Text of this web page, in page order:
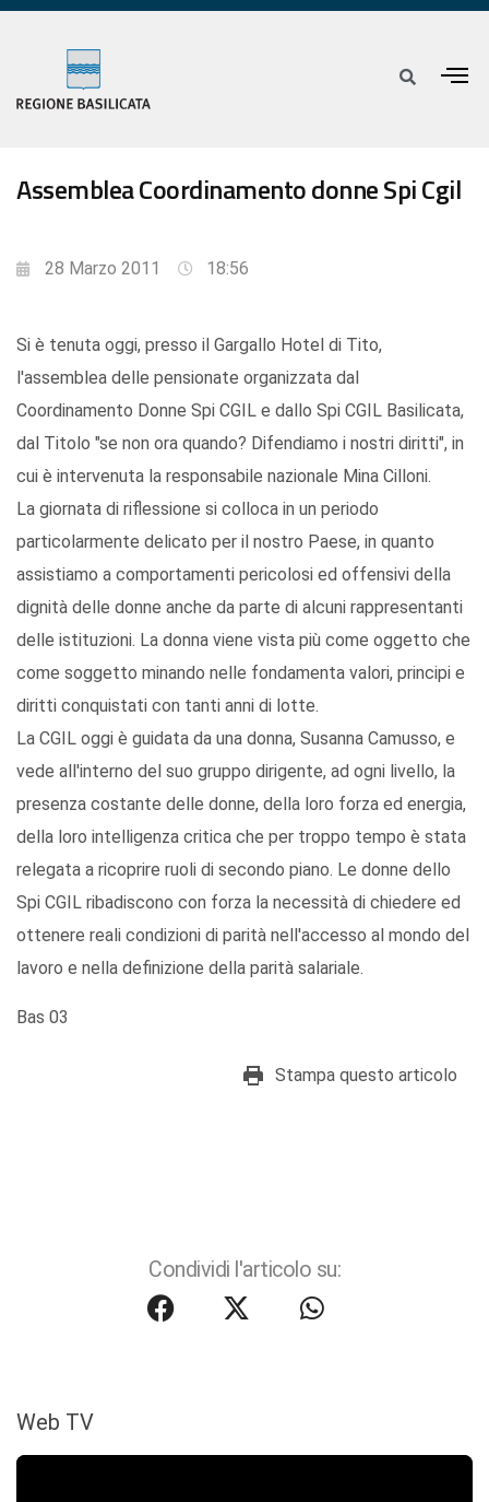
Assemblea Coordinamento donne Spi Cgil
28 Marzo 2011 18:56
Si è tenuta oggi, presso il Gargallo Hotel di Tito,
l'assemblea delle pensionate organizzata dal
Coordinamento Donne Spi CGIL e dallo Spi CGIL Basilicata,
dal Titolo "se non ora quando? Difendiamo i nostri diritti", in
cui è intervenuta la responsabile nazionale Mina Cilloni.
La giornata di riflessione si colloca in un periodo
particolarmente delicato per il nostro Paese, in quanto
assistiamo a comportamenti pericolosi ed offensivi della
dignità delle donne anche da parte di alcuni rappresentanti
delle istituzioni. La donna viene vista più come oggetto che
come soggetto minando nelle fondamenta valori, principi e
diritti conquistati con tanti anni di lotte.
La CGIL oggi è guidata da una donna, Susanna Camusso, e
vede all'interno del suo gruppo dirigente, ad ogni livello, la
presenza costante delle donne, della loro forza ed energia,
della loro intelligenza critica che per troppo tempo è stata
relegata a ricoprire ruoli di secondo piano. Le donne dello
Spi CGIL ribadiscono con forza la necessità di chiedere ed
ottenere reali condizioni di parità nell'accesso al mondo del
lavoro e nella definizione della parità salariale.
Bas 03
Stampa questo articolo
Condividi l'articolo su:
Web TV